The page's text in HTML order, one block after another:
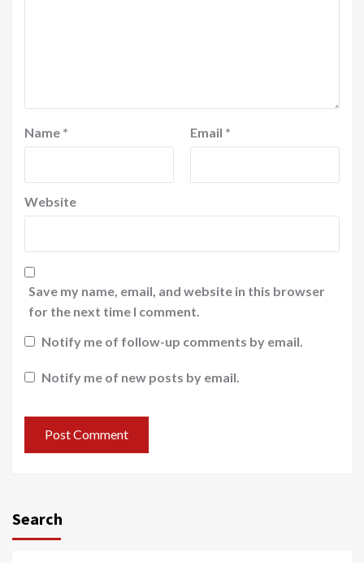
Name * Email *
Website
Save my name, email, and website in this browser
for the next time I comment.
Notify me of follow-up comments by email.
Notify me of new posts by email.
Search